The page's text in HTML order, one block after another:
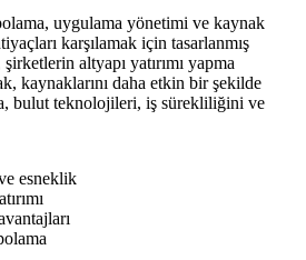
uygulama yönetimi ve kaynak
karşılamak için tasarlanmış
altyapı yatırımı yapma
kaynaklarını daha etkin bir şekilde
bulut teknolojileri, iş sürekliliğini ve
esneklik